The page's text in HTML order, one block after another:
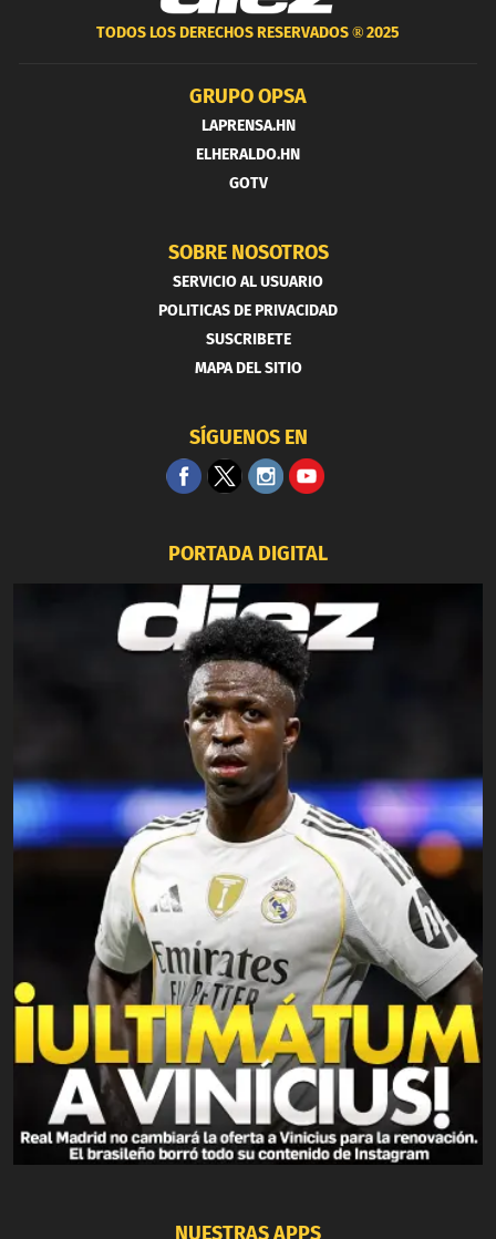
TODOS LOS DERECHOS RESERVADOS ®2025
GRUPO OPSA
LAPRENSA.HN
ELHERALDO.HN
GOTV
SOBRE NOSOTROS
SERVICIO AL USUARIO
POLITICAS DE PRIVACIDAD
SUSCRIBETE
MAPA DEL SITIO
SÍGUENOS EN
PORTADA DIGITAL
NUESTRAS APPS